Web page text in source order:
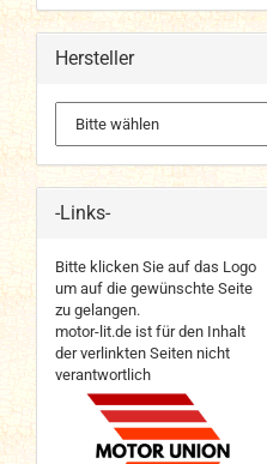
Hersteller
-Links-
Bitte klicken Sie auf das Logo
um auf die gewünschte Seite
zu gelangen.
motor-lit.de ist für den Inhalt
der verlinkten Seiten nicht
verantwortlich